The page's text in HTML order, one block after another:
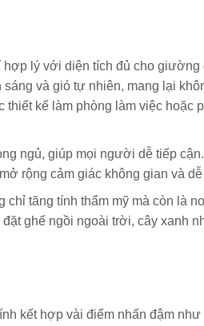
lý với diện tích đủ cho giường
và gió tự nhiên, mang lại
kế làm phòng làm việc hoặc
ngủ, giúp mọi người dễ tiếp
rộng cảm giác không gian và
chỉ tăng tính thẩm mỹ mà còn là
ghế ngồi ngoài trời, cây xanh
kết hợp vài điểm nhấn đậm